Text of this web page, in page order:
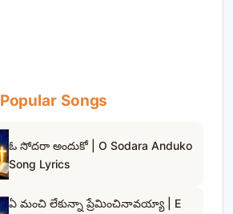
Popular Songs
ఓ సోదరా అందుకో | O Sodara Anduko
Song Lyrics
ఏ మంచి లేకున్నా ప్రేమించినావయ్యా | E